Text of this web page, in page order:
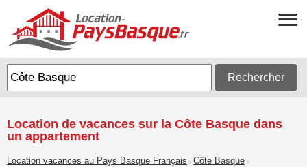
Rechercher
Location de vacances sur la Côte Basque dans
un appartement
Location vacances au Pays Basque Français > Côte Basque >